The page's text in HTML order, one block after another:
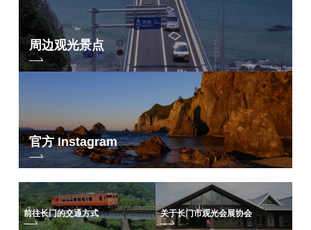
周边观光景点
官方 Instagram
前往长门的交通方式 关于长门市观光会展协会